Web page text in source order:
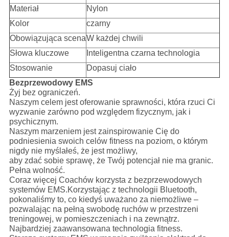
Materiał
Nylon
Kolor
czarny
Obowiązująca scenaW każdej chwili
Słowa kluczowe
Inteligentna czarna technologia
Stosowanie
Dopasuj ciało
Bezprzewodowy EMS
Żyj bez ograniczeń.
Naszym celem jest oferowanie sprawności, która rzuci Ci
wyzwanie zarówno pod względem fizycznym, jak i
psychicznym.
Naszym marzeniem jest zainspirowanie Cię do
podniesienia swoich celów fitness na poziom, o którym
nigdy nie myślałeś, że jest możliwy,
aby zdać sobie sprawę, że Twój potencjał nie ma granic.
Pełna wolność.
Coraz więcej Coachów korzysta z bezprzewodowych
systemów EMS.Korzystając z technologii Bluetooth,
pokonaliśmy to, co kiedyś uważano za niemożliwe –
pozwalając na pełną swobodę ruchów w przestrzeni
treningowej, w pomieszczeniach i na zewnątrz.
Najbardziej zaawansowana technologia fitness.